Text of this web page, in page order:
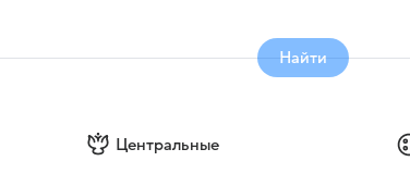
Найти
Центральные